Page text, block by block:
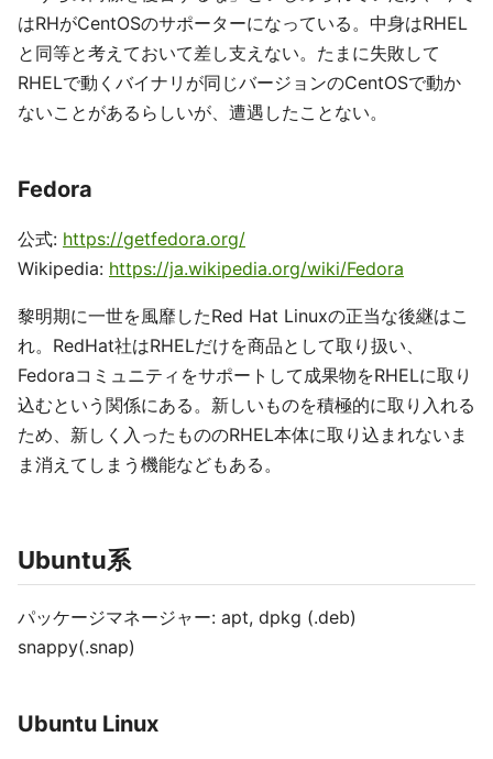
はRHがCentOSのサポーターになっている。中身はRHEL
と同等と考えておいて差し支えない。たまに失敗して
RHELで動くバイナリが同じバージョンのCentOSで動か
ないことがあるらしいが、遭遇したことない。
Fedora
公式: https://getfedora.org/
Wikipedia: https://ja.wikipedia.org/wiki/Fedora
黎明期に一世を風靡したRed Hat Linuxの正当な後継はこ
れ。RedHat社はRHELだけを商品として取り扱い、
Fedoraコミュニティをサポートして成果物をRHELに取り
込むという関係にある。新しいものを積極的に取り入れる
ため、新しく入ったもののRHEL本体に取り込まれないま
ま消えてしまう機能などもある。
Ubuntu系
パッケージマネージャー: apt, dpkg (.deb)
snappy(.snap)
Ubuntu Linux